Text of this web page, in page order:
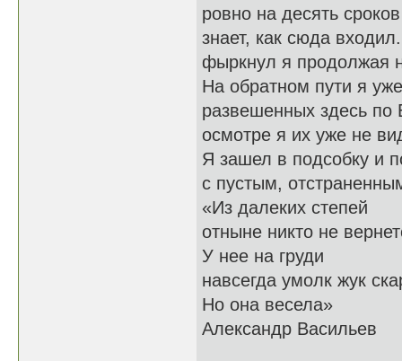
ровно на десять
знает, как сюда
фыркнул я продолжая
На обратном пути я
развешенных здесь
осмотре я их уже не
Я зашел в подсобку и
с пустым,
«Из далеких степей
отныне никто не
У нее на груди
навсегда умолк жук
Но она весела»
Александр Васильев